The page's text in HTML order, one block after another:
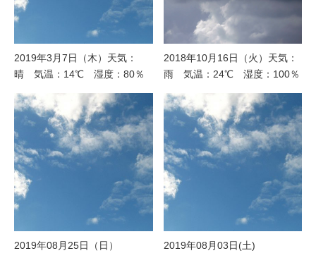
2019年3月7日（木）天気：
晴 気温：14℃ 湿度：80％
2018年10月16日（火）天気：
雨 気温：24℃ 湿度：100％
2019年08月25日（日） 2019年08月03日(土)